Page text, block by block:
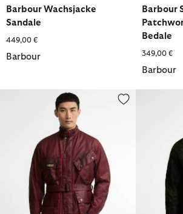
Barbour Wachsjacke
Sandale
449,00 €
Barbour
Barbour
Bedale
349,00 €
Barbour
Freizeitjacke Distressed 90th Anniversary